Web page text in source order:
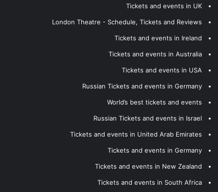
Tickets and events in UK
London Theatre - Schedule, Tickets and Reviews
Tickets and events in Ireland
Tickets and events in Australia
Tickets and events in USA
Russian Tickets and events in Germany
World’s best tickets and events
Russian Tickets and events in Israel
Tickets and events in United Arab Emirates
Tickets and events in Germany
Tickets and events in New Zealand
Tickets and events in South Africa